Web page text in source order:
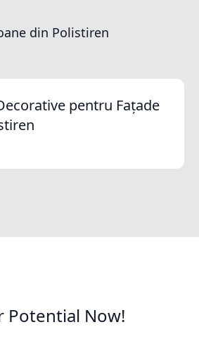
din Polistiren
pentru Fațade
Potential Now!